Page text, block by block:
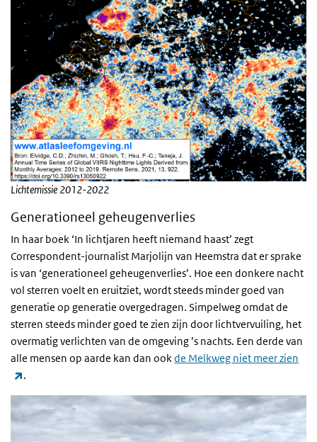
Lichtemissie 2012-2022
Generationeel geheugenverlies
In haar boek ‘In lichtjaren heeft niemand haast’ zegt
Correspondent-journalist Marjolijn van Heemstra dat er sprake
is van ‘generationeel geheugenverlies’. Hoe een donkere nacht
vol sterren voelt en eruitziet, wordt steeds minder goed van
generatie op generatie overgedragen. Simpelweg omdat de
sterren steeds minder goed te zien zijn door lichtvervuiling, het
overmatig verlichten van de omgeving ’s nachts. Een derde van
alle mensen op aarde kan dan ookde Melkweg niet meer zien
(externe link)
.